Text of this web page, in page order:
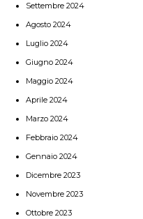
Settembre 2024
Agosto 2024
Luglio 2024
Giugno 2024
Maggio 2024
Aprile 2024
Marzo 2024
Febbraio 2024
Gennaio 2024
Dicembre 2023
Novembre 2023
Ottobre 2023